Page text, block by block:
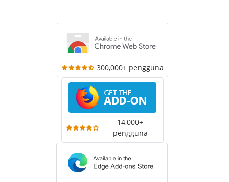
300,000+ pengguna
14,000+
pengguna